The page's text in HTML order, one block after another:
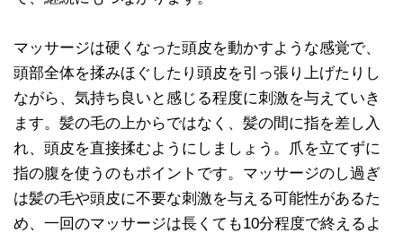
マッサージは硬くなった頭皮を動かすような感覚で、
頭部全体を揉みほぐしたり頭皮を引っ張り上げたりし
ながら、気持ち良いと感じる程度に刺激を与えていき
ます。髪の毛の上からではなく、髪の間に指を差し入
れ、頭皮を直接揉むようにしましょう。爪を立てずに
指の腹を使うのもポイントです。マッサージのし過ぎ
は髪の毛や頭皮に不要な刺激を与える可能性があるた
め、一回のマッサージは長くても10分程度で終えるよ